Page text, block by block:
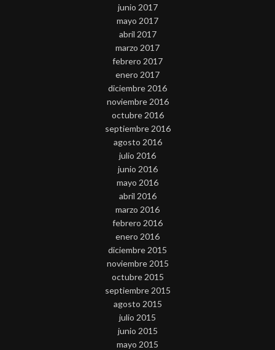
junio 2017
mayo 2017
abril 2017
marzo 2017
febrero 2017
enero 2017
diciembre 2016
noviembre 2016
octubre 2016
septiembre 2016
agosto 2016
julio 2016
junio 2016
mayo 2016
abril 2016
marzo 2016
febrero 2016
enero 2016
diciembre 2015
noviembre 2015
octubre 2015
septiembre 2015
agosto 2015
julio 2015
junio 2015
mayo 2015